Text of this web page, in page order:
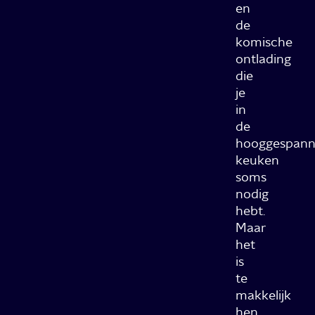
en
de
komische
ontlading
die
je
in
de
keuken
soms
nodig
hebt.
Maar
het
is
te
makkelijk
hen